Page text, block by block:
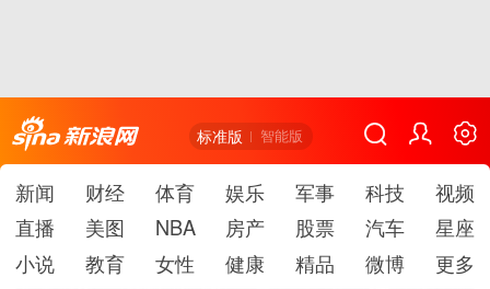
标准版 智能版
新闻 财经 体育 娱乐 军事 科技
视频
直播
美图 NBA 房产 股票 汽车
星座
小说
教育 女性 健康 精品 微博 更多